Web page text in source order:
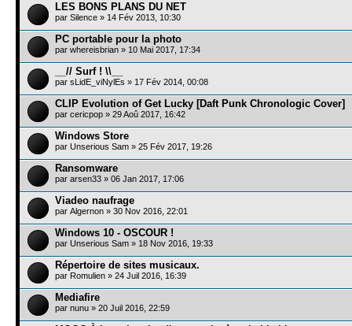
LES BONS PLANS DU NET
par Silence » 14 Fév 2013, 10:30
PC portable pour la photo
par whereisbrian » 10 Mai 2017, 17:34
__// Surf ! \\__
par sLidE_viNylEs » 17 Fév 2014, 00:08
CLIP Evolution of Get Lucky [Daft Punk Chronologic Cover]
par cericpop » 29 Aoû 2017, 16:42
Windows Store
par Unserious Sam » 25 Fév 2017, 19:26
Ransomware
par arsen33 » 06 Jan 2017, 17:06
Viadeo naufrage
par Algernon » 30 Nov 2016, 22:01
Windows 10 - OSCOUR !
par Unserious Sam » 18 Nov 2016, 19:33
Répertoire de sites musicaux.
par Romulien » 24 Juil 2016, 16:39
Mediafire
par nunu » 20 Juil 2016, 22:59